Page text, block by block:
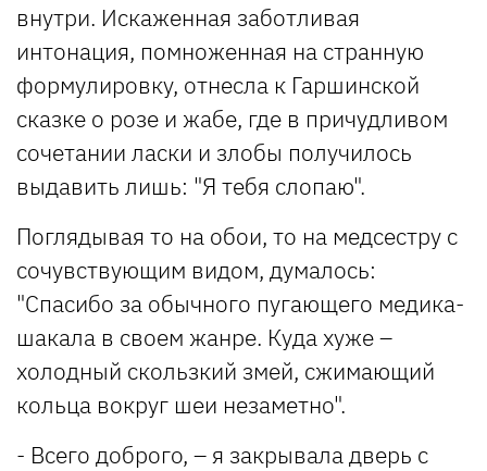
внутри. Искаженная заботливая
интонация, помноженная на странную
формулировку, отнесла к Гаршинской
сказке о розе и жабе, где в причудливом
сочетании ласки и злобы получилось
выдавить лишь: "Я тебя слопаю".
Поглядывая то на обои, то на медсестру с
сочувствующим видом, думалось:
"Спасибо за обычного пугающего медика-
шакала в своем жанре. Куда хуже –
холодный скользкий змей, сжимающий
кольца вокруг шеи незаметно".
- Всего доброго, – я закрывала дверь с